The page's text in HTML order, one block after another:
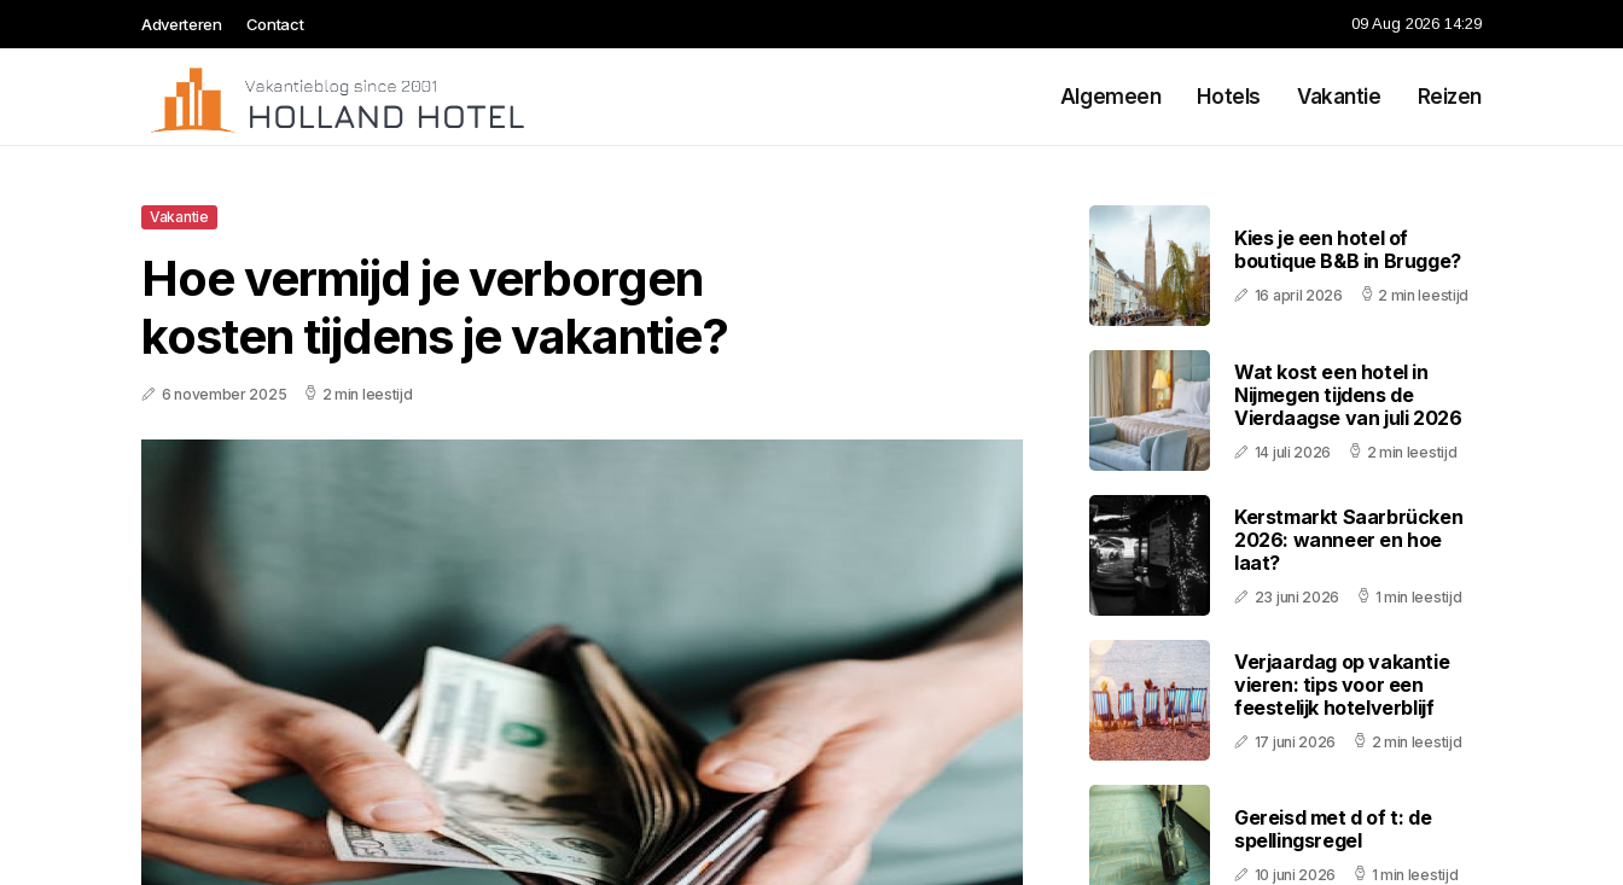
Adverteren Contact 09 Aug 2026 14:29
Algemeen Hotels Vakantie Reizen
Vakantie
Hoe vermijd je verborgen
kosten tijdens je vakantie?
6 november 2025 2 min leestijd
Kies je een hotel of
boutique B&B in Brugge?
16 april 2026 2 min leestijd
Wat kost een hotel in
Nijmegen tijdens de
Vierdaagse van juli 2026
14 juli 2026 2 min leestijd
Kerstmarkt Saarbrücken
2026: wanneer en hoe
laat?
23 juni 2026 1 min leestijd
Verjaardag op vakantie
vieren: tips voor een
feestelijk hotelverblijf
17 juni 2026 2 min leestijd
Gereisd met d of t: de
spellingsregel
10 juni 2026 1 min leestijd